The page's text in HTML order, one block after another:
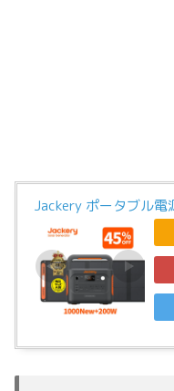
Jackery ポータブル電